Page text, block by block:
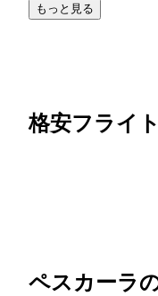
もっと見る
格安フライ
ペスカーラ